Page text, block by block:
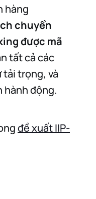
hàng
chuyển
được mã
tất cả các
tải trọng, và
hành động.
đề xuất IIP-